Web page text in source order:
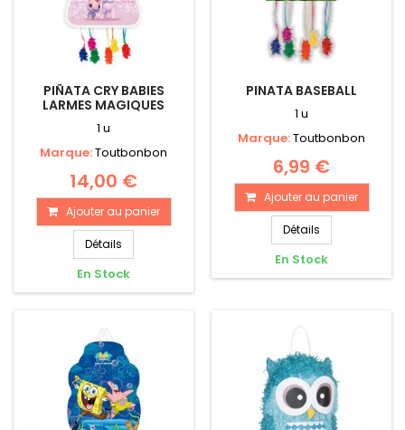
PIÑATA CRY BABIES
LARMES MAGIQUES
1 u
Marque:Toutbonbon
14,00 €
Ajouter au panier
Détails
En Stock
PINATA BASEBALL
1 u
Marque:Toutbonbon
6,99 €
Ajouter au panier
Détails
En Stock